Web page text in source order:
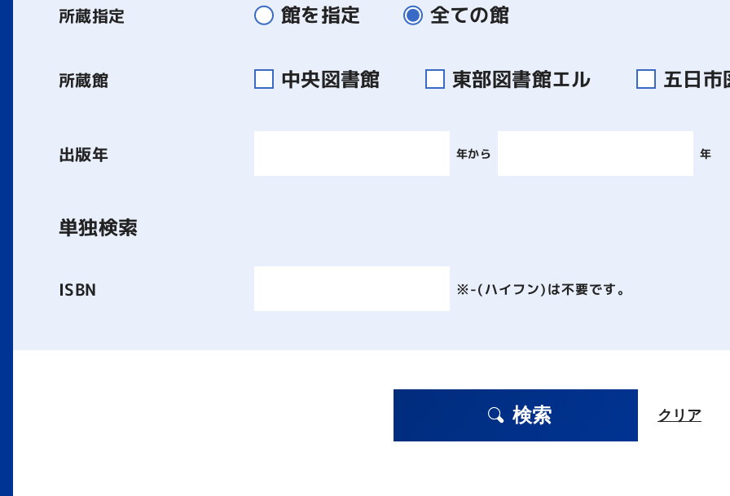
所蔵指定 館を指定 全ての館
所蔵館 中央図書館 東部図書館エル 五日
出版年 年から 年
単独検索
ISBN ※-(ハイフン)は不要です。
検索 クリア